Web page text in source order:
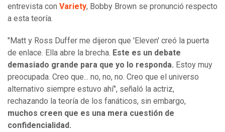
entrevista con Variety, Bobby Brown se pronunció respecto
a esta teoría.
"Matt y Ross Duffer me dijeron que 'Eleven' creó la puerta
de enlace. Ella abre la brecha. Este es un debate
demasiado grande para que yo lo responda. Estoy muy
preocupada. Creo que... no, no, no. Creo que el universo
alternativo siempre estuvo ahí", señaló la actriz,
rechazando la teoría de los fanáticos, sin embargo,
muchos creen que es una mera cuestión de
confidencialidad.